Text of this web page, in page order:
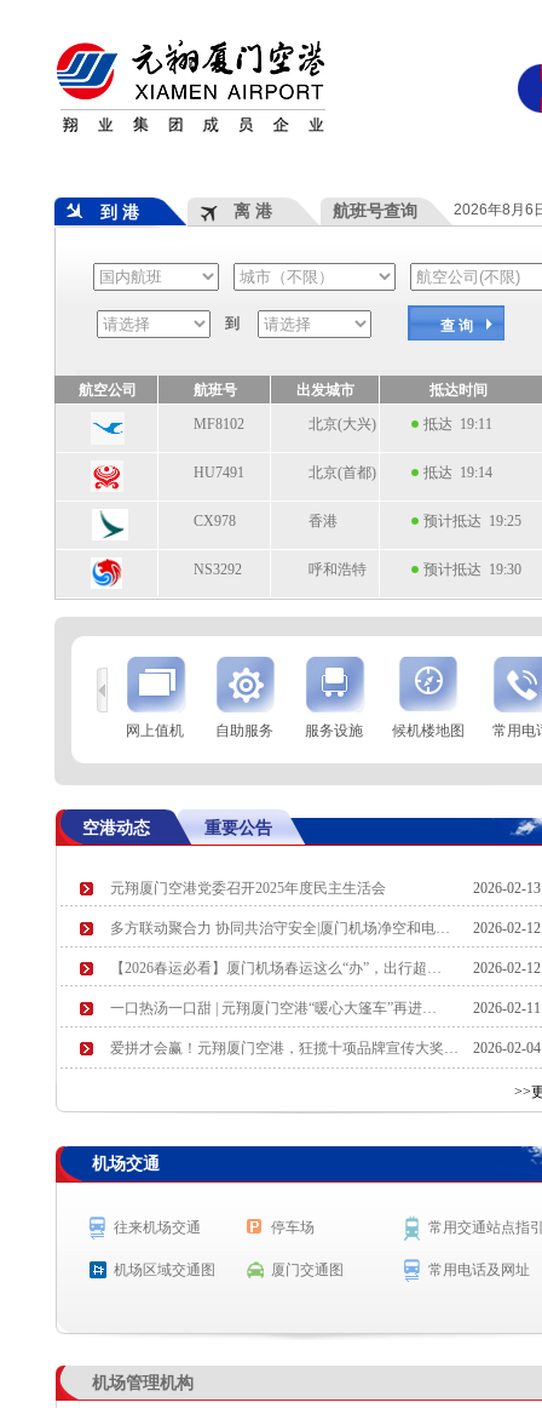
到 港 离 港 航班号查询 2026年8月6
到 查 询
航空公司 航班号 出发城市
抵达时间
MF8102
北京(大兴) 抵达 19:11
HU7491 北京(首都) 抵达 19:14
CX978 香港 预计抵达 19:25
NS3292 呼和浩特 预计抵达 19:30
到
航空公司 航班号 到达城市
起飞时间
MF8545
上海(虹桥) 起飞 19:11
SC2165 上海(浦东) 预计起飞 19:30
航空公司
网上值机 自助服务 服务设施 候机楼地图 常用电
空港动态 重要公告
元翔厦门空港党委召开2025年度民主生活会 2026-02-
多方联动聚合力 协同共治守安全|厦门机场净空和电… 2026-02-
【2026春运必看】厦门机场春运这么“办”，出行超… 2026-02-
一口热汤一口甜 | 元翔厦门空港“暖心大篷车”再进… 2026-02-
爱拼才会赢！元翔厦门空港，狂揽十项品牌宣传大奖… 2026-02-
>>
机场交通
往来机场交通 停车场 常用交通站点指
机场区域交通图 厦门交通图 常用电话及网址
机场管理机构